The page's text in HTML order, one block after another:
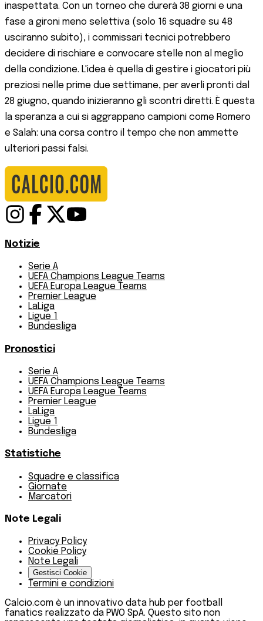
inaspettata. Con un torneo che durerà 38 giorni e una
fase a gironi meno selettiva (solo 16 squadre su 48
usciranno subito), i commissari tecnici potrebbero
decidere di rischiare e convocare stelle non al meglio
della condizione. L'idea è quella di gestire i giocatori più
preziosi nelle prime due settimane, per averli pronti dal
28 giugno, quando inizieranno gli scontri diretti. È questa
la speranza a cui si aggrappano campioni come Romero
e Salah: una corsa contro il tempo che non ammette
ulteriori passi falsi.
Notizie
Serie A
UEFA Champions League Teams
UEFA Europa League Teams
Premier League
LaLiga
Ligue 1
Bundesliga
Pronostici
Serie A
UEFA Champions League Teams
UEFA Europa League Teams
Premier League
LaLiga
Ligue 1
Bundesliga
Statistiche
Squadre e classifica
Giornate
Marcatori
Note Legali
Privacy Policy
Cookie Policy
Note Legali
Gestisci Cookie
Termini e condizioni
Calcio.com è un innovativo data hub per football
fanatics realizzato da PWO SpA. Questo sito non